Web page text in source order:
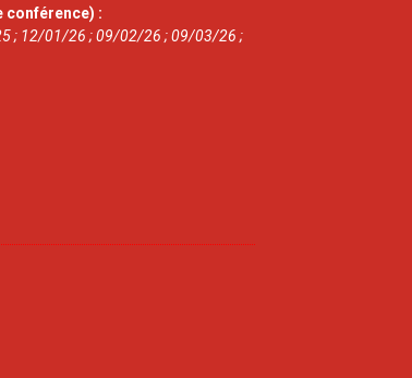
conférence) :
; 12/01/26 ; 09/02/26 ; 09/03/26 ;